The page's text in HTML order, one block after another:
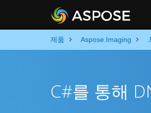
제품 Aspose.Imaging
C#를 통해